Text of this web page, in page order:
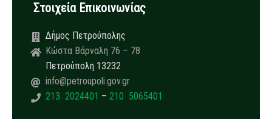
Στοιχεία Επικοινωνίας
Δήμος Πετρούπολης
Κώστα Βάρναλη 76 – 78
Πετρούπολη 13232
info@petroupoli.gov.gr
213 2024401 – 210 5065401